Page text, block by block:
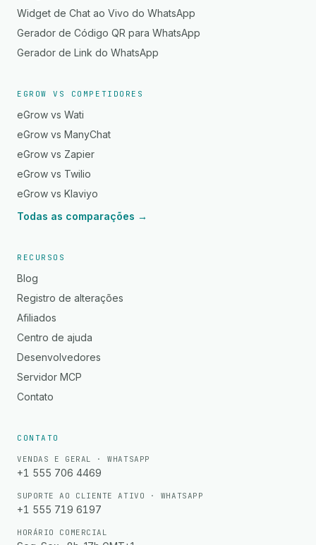
Widget de Chat ao Vivo do WhatsApp
Gerador de Código QR para WhatsApp
Gerador de Link do WhatsApp
EGROW VS COMPETIDORES
eGrow vs Wati
eGrow vs ManyChat
eGrow vs Zapier
eGrow vs Twilio
eGrow vs Klaviyo
Todas as comparações →
RECURSOS
Blog
Registro de alterações
Afiliados
Centro de ajuda
Desenvolvedores
Servidor MCP
Contato
CONTATO
VENDAS E GERAL · WHATSAPP
+1 555 706 4469
SUPORTE AO CLIENTE ATIVO · WHATSAPP
+1 555 719 6197
HORÁRIO COMERCIAL